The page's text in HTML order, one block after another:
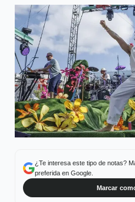
¿Te interesa este tipo de notas?
preferida en Google.
Marcar